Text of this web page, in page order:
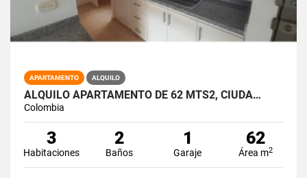
APARTAMENTO ALQUILO
ALQUILO APARTAMENTO DE 62 MTS2, CIUDA…
Colombia
3
Habitaciones
2
Baños
1
Garaje
62
Área m2